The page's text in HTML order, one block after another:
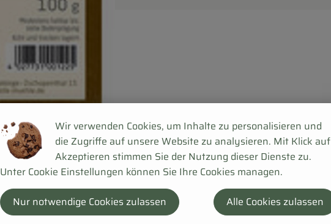
Wir verwenden Cookies, um Inhalte zu personalisieren und
die Zugriffe auf unsere Website zu analysieren. Mit Klick auf
Akzeptieren stimmen Sie der Nutzung dieser Dienste zu.
Unter Cookie Einstellungen können Sie Ihre Cookies managen.
Nur notwendige Cookies zulassen Alle Cookies zulassen